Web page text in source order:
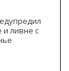
и ливне с